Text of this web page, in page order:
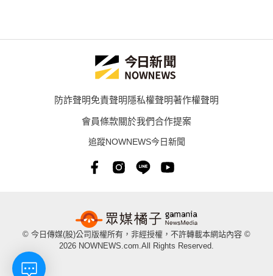
防詐聲明免責聲明隱私權聲明著作權聲明
會員條款關於我們合作提案
追蹤NOWNEWS今日新聞
© 今日傳媒(股)公司版權所有，非經授權，不許轉載本網站內容 ©
2026 NOWNEWS.com.All Rights Reserved.